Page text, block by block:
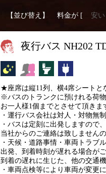
【並び替え】 料金が [ 安い
夜行バス NH202
夜行バス女性安心トイレ付
★座席は縦11列、横4席シートと
※バスのトランクに預けれる荷物
お一人様1個までとさせて頂きま
・運行バス会社は対人・対物無
・バスは定刻に出発しますので
当社からのご連絡は致しません
・天候・道路事情・車両トラブ
出発、到着時刻が遅れる場合がご
到着の遅れに生じた、他の交通
・車両点検等により車両が変更